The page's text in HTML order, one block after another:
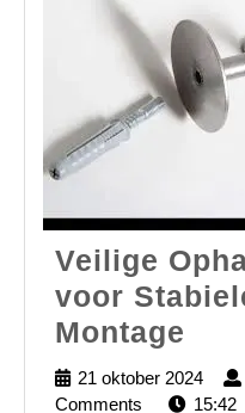
Veilige
voor
Montage
voor
21 oktober 2024
21
Comments
15:42